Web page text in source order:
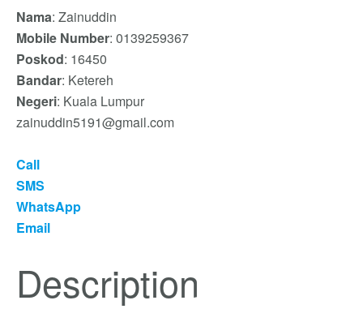
Nama: Zainuddin
Mobile Number: 0139259367
Poskod: 16450
Bandar: Ketereh
Negeri: Kuala Lumpur
zainuddin5191@gmail.com
Call
SMS
WhatsApp
Email
Description